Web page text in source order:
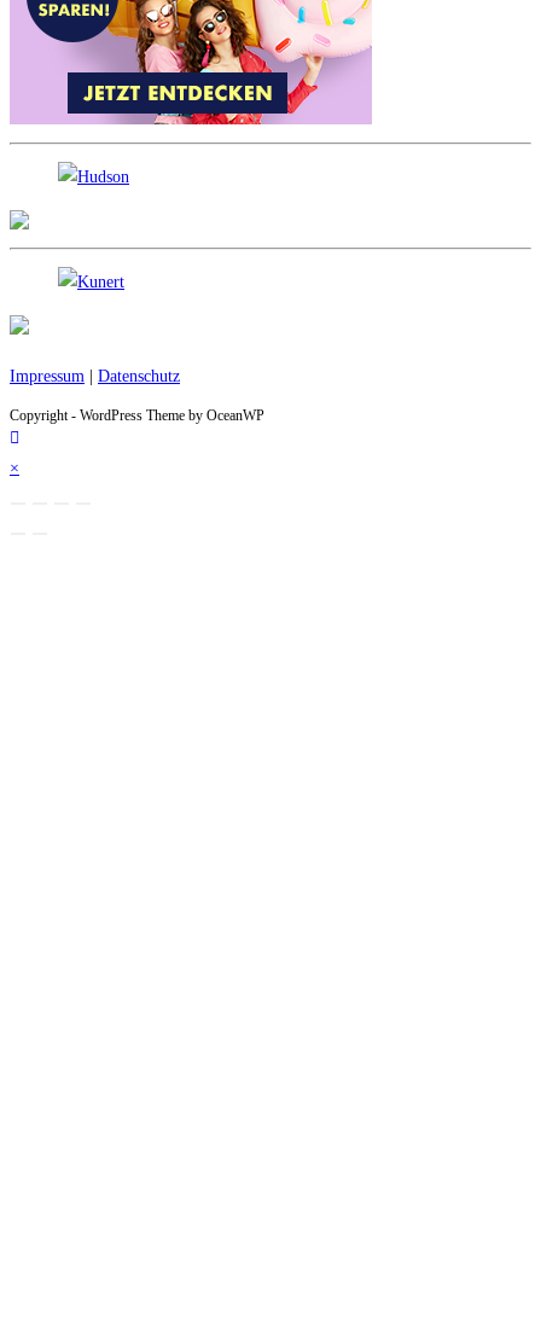
Impressum Datenschutz
Copyright - WordPress Theme by OceanWP
×